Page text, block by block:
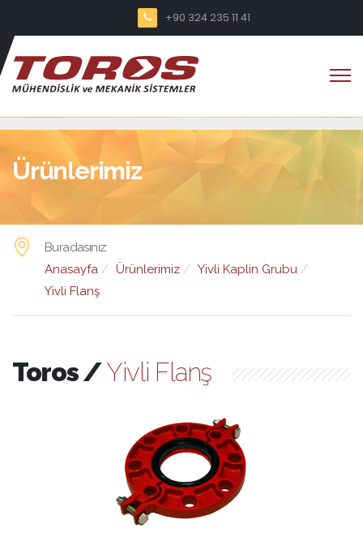
+90 324 235 11 41
Ürünlerimiz
Buradasınız:
Anasayfa
Ürünlerimiz
Yivli Kaplin Grubu
Yivli Flanş
Toros /Yivli Flanş